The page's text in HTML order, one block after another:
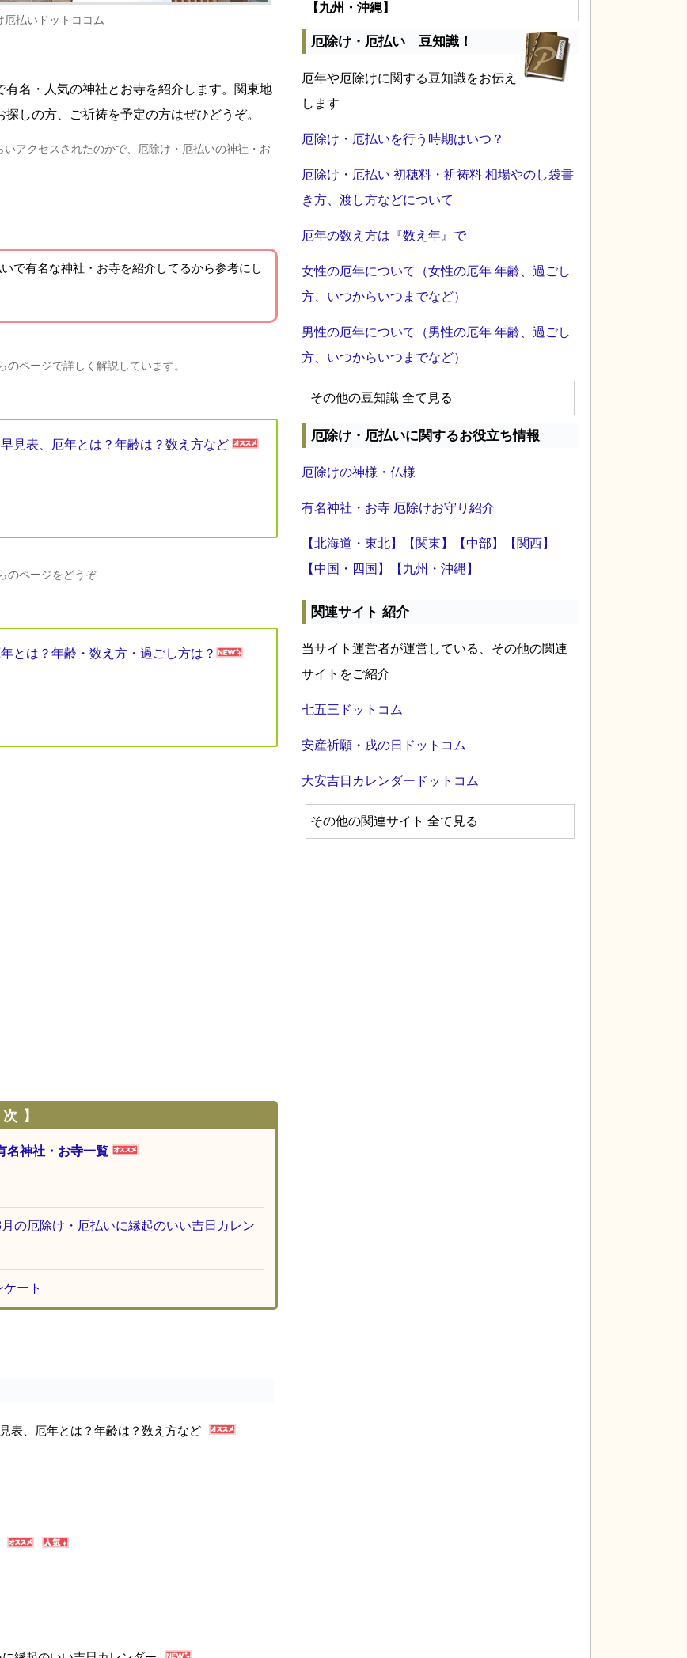
払いドットココム
名・人気の神社とお寺を紹介します。関東地
しの方、ご祈祷を予定の方はぜひどうぞ。
アクセスされたのかで、厄除け・厄払いの神社・お
で有名な神社・お寺を紹介 してるから参考にし
ページで詳しく解説しています。
見表、厄年とは？年齢は？数え方など
のページをどうぞ
とは？年齢・数え方・過ごし方は？
】
名神社・お寺一覧
の厄除け・厄払いに縁起のいい吉日カレン
ート
表、厄年とは？年齢は？数え方など
【九州・沖縄】
厄除け・厄払い 豆知識！
厄年や厄除けに関する豆知識をお伝え
します
厄除け・厄払いを行う時期はいつ？
厄除け・厄払い 初穂料・祈祷料 相場やのし袋書
き方、渡し方などについて
厄年の数え方は『数え年』で
女性の厄年について（女性の厄年 年齢、過ごし
方、いつからいつまでなど）
男性の厄年について（男性の厄年 年齢、過ごし
方、いつからいつまでなど）
その他の豆知識 全て見る
厄除け・厄払いに関するお役立ち情報
厄除けの神様・仏様
有名神社・お寺 厄除けお守り紹介
【北海道・東北】 【関東】 【中部】
【関西】
【中国・四国】
【九州・沖縄】
関連サイト 紹介
当サイト運営者が運営している、その他の関連
サイトをご紹介
七五三ドットコム
安産祈願・戌の日ドットコム
大安吉日カレンダードットコム
その他の関連サイト 全て見る